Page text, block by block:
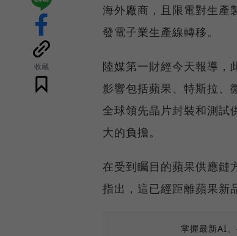
收藏
海外廠商，且限電對生產
發電子業生產線轉移。
陸媒第一財經今天報導，
影響包括蘋果、特斯拉、
全球領先晶片封裝和測試
大的負擔。
在受到矚目的蘋果供應鏈
指出，這已經距離蘋果新
掌握最新AI